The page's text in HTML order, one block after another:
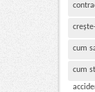
cum
cum